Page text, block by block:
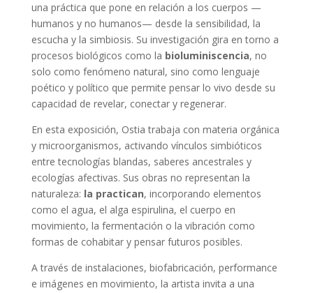
una práctica que pone en relación a los cuerpos —
humanos y no humanos— desde la sensibilidad, la
escucha y la simbiosis. Su investigación gira en torno a
procesos biológicos como la bioluminiscencia, no
solo como fenómeno natural, sino como lenguaje
poético y político que permite pensar lo vivo desde su
capacidad de revelar, conectar y regenerar.
En esta exposición, Ostia trabaja con materia orgánica
y microorganismos, activando vínculos simbióticos
entre tecnologías blandas, saberes ancestrales y
ecologías afectivas. Sus obras no representan la
naturaleza: la practican, incorporando elementos
como el agua, el alga espirulina, el cuerpo en
movimiento, la fermentación o la vibración como
formas de cohabitar y pensar futuros posibles.
A través de instalaciones, biofabricación, performance
e imágenes en movimiento, la artista invita a una